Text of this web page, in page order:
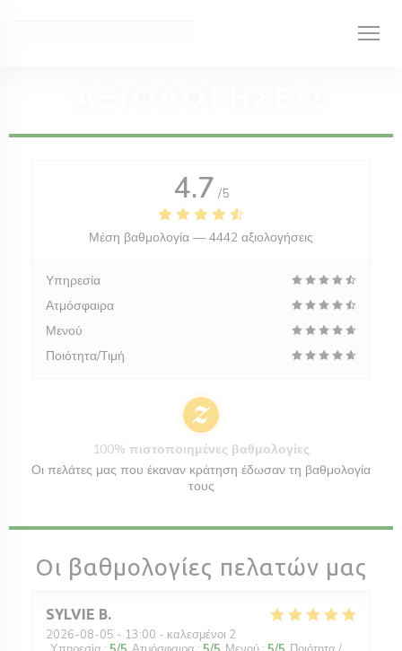
Οι βαθμολογίες πελατών μας
SYLVIE B
2026-08-05 - 13:00 - καλεσμένοι 2
4.7 /5
Μέση βαθμολογία — 4442 αξιολογήσεις
Υπηρεσία
Ατμόσφαιρα
Μενού
Ποιότητα/Τιμή
100% πιστοποιημένες βαθμολογίες
Οι πελάτες μας που έκαναν κράτηση έδωσαν τη βαθμολογία
τους